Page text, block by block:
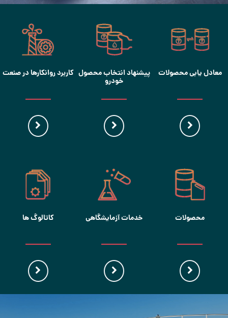
معادل یابی محصولات پیشنهاد انتخاب محصول
خودرو
کاربرد روانکارها در صنعت
محصولات خدمات آزمایشگاهی کاتالوگ ها